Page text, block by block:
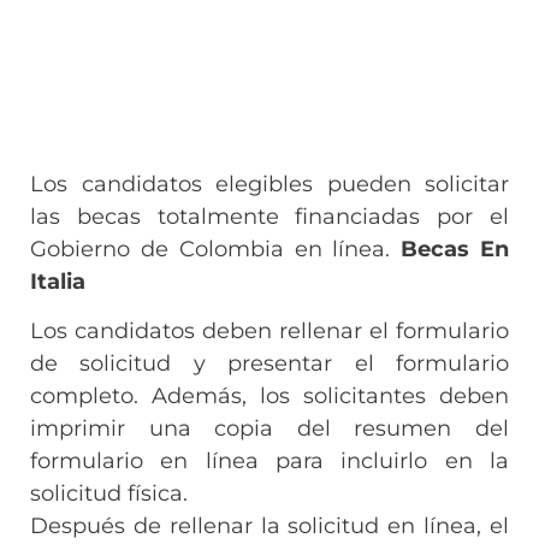
Los candidatos elegibles pueden solicitar
las becas totalmente financiadas por el
Gobierno de Colombia en línea. Becas En
Italia
Los candidatos deben rellenar el formulario
de solicitud y presentar el formulario
completo. Además, los solicitantes deben
imprimir una copia del resumen del
formulario en línea para incluirlo en la
solicitud física.
Después de rellenar la solicitud en línea, el